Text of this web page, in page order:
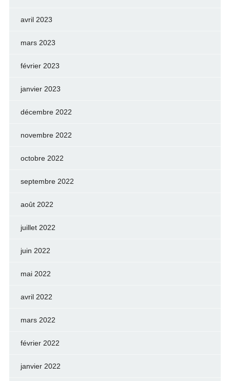
avril 2023
mars 2023
février 2023
janvier 2023
décembre 2022
novembre 2022
octobre 2022
septembre 2022
août 2022
juillet 2022
juin 2022
mai 2022
avril 2022
mars 2022
février 2022
janvier 2022